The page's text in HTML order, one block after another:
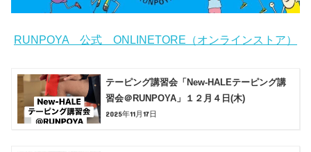
RUNPOYA 公式 ONLINETORE（オンラインストア）
テーピング講習会「New-HALEテーピング講
習会＠RUNPOYA」１２月４日(木)
2025年11月17日